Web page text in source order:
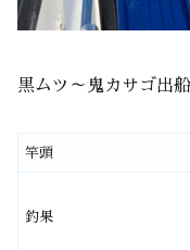
黒ムツ～鬼カサゴ
竿頭
釣果